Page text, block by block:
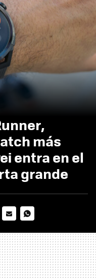
más
entra en el
grande
MAIL